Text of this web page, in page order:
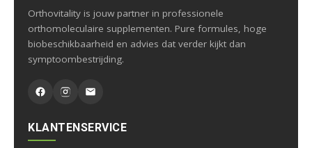
Orthovitality is jouw partner in professionele
orthomoleculaire supplementen. Pure formules, hoge
biobeschikbaarheid en advies dat verder kijkt dan
symptoombestrijding.
KLANTENSERVICE